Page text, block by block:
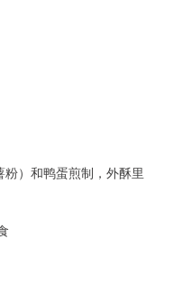
）和鸭蛋煎制，外酥里